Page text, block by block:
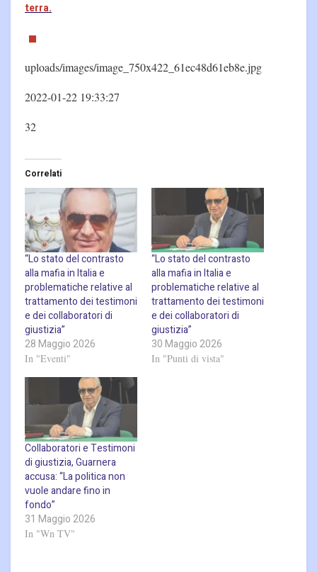
terra.
uploads/images/image_750x422_61ec48d61eb8e.jpg
2022-01-22 19:33:27
32
Correlati
“Lo stato del contrasto
alla mafia in Italia e
problematiche relative al
trattamento dei testimoni
e dei collaboratori di
giustizia”
28 Maggio 2026
In "Eventi"
“Lo stato del contrasto
alla mafia in Italia e
problematiche relative al
trattamento dei testimoni
e dei collaboratori di
giustizia”
30 Maggio 2026
In "Punti di vista"
Collaboratori e Testimoni
di giustizia, Guarnera
accusa: “La politica non
vuole andare fino in
fondo”
31 Maggio 2026
In "Wn TV"